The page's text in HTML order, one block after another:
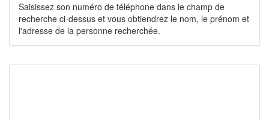
Saisissez son numéro de téléphone dans le champ de
recherche ci-dessus et vous obtiendrez le nom, le prénom et
l'adresse de la personne recherchée.